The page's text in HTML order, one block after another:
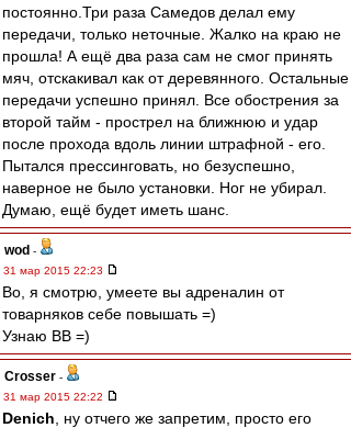
постоянно.Три раза Самедов делал ему
передачи, только неточные. Жалко на краю не
прошла! А ещё два раза сам не смог принять
мяч, отскакивал как от деревянного. Остальные
передачи успешно принял. Все обострения за
второй тайм - прострел на ближнюю и удар
после прохода вдоль линии штрафной - его.
Пытался прессинговать, но безуспешно,
наверное не было установки. Ног не убирал.
Думаю, ещё будет иметь шанс.
wod -
31 мар 2015 22:23
Во, я смотрю, умеете вы адреналин от
товарняков себе повышать =)
Узнаю ВВ =)
Crosser -
31 мар 2015 22:22
Denich , ну отчего же запретим, просто его